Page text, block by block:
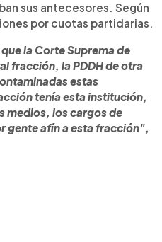
sus antecesores. Según
por cuotas partidarias.
la Corte Suprema de
fracción, la PDDH de otra
estas
tenía esta institución,
medios, los cargos de
gente afín a esta fracción",